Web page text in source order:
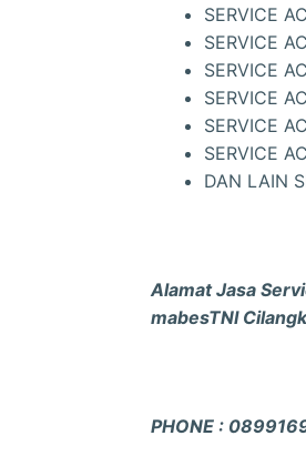
SERVICE
SERVICE
SERVICE
SERVICE
SERVICE
SERVICE
DAN LAIN
Alamat Jasa
mabesTNI
PHONE :